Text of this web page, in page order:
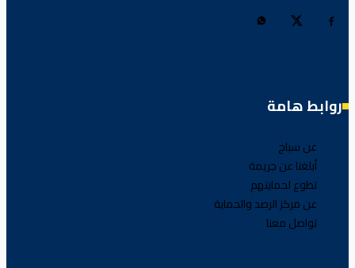
روابط هامة
عن سياج
أبلغنا عن جريمة
تطوع لحمايتهم
عن مركز الرصد والحماية
تواصل معنا